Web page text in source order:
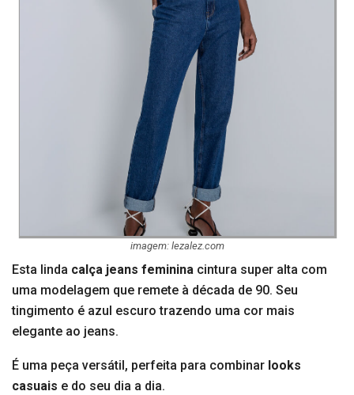
imagem: lezalez.com
Esta linda calça jeans feminina cintura super alta com
uma modelagem que remete à década de 90. Seu
tingimento é azul escuro trazendo uma cor mais
elegante ao jeans.
É uma peça versátil, perfeita para combinar looks
casuais e do seu dia a dia.